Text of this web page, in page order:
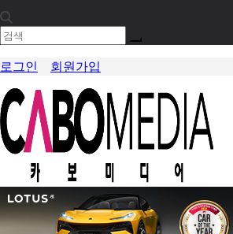
로그인 회원가입